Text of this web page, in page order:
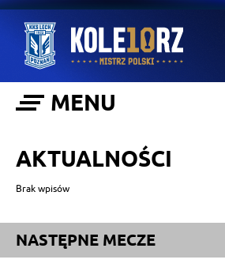
MENU
AKTUALNOŚCI
Brak wpisów
NASTĘPNE MECZE